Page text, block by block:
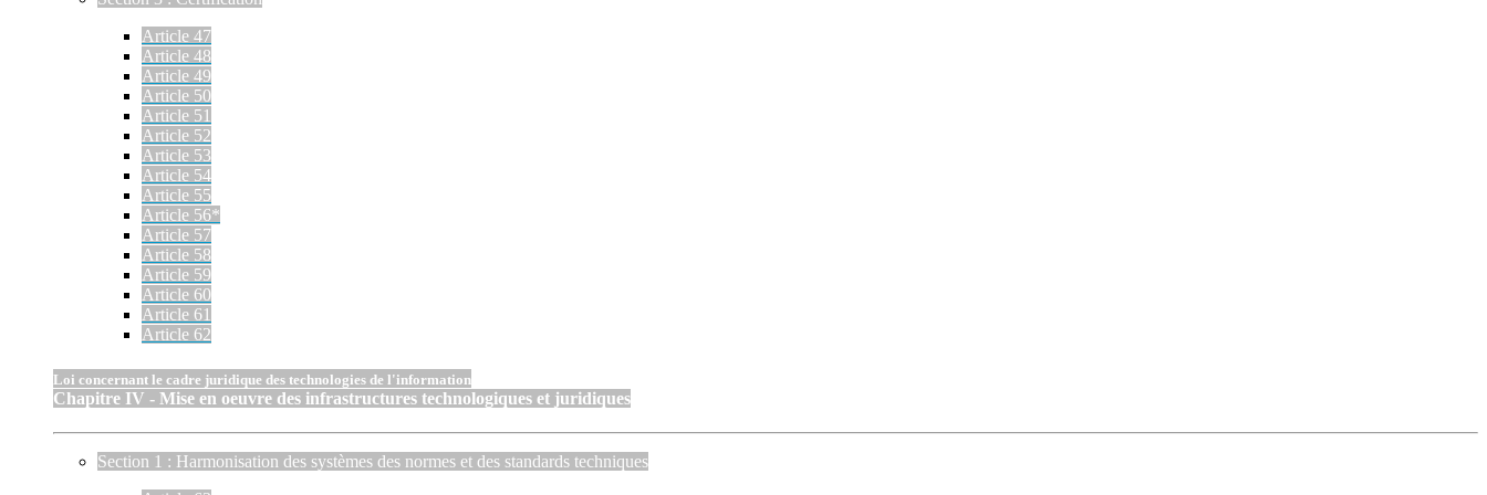
Article 47
Article 48
Article 49
Article 50
Article 51
Article 52
Article 53
Article 54
Article 55
Article 56*
Article 57
Article 58
Article 59
Article 60
Article 61
Article 62
Loi concernant le cadre juridique des technologies de l'information
Chapitre IV - Mise en oeuvre des infrastructures technologiques et juridiques
Section 1 : Harmonisation des systèmes des normes et des standards techniques